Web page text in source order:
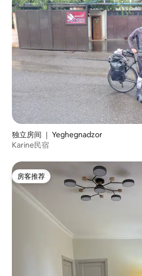
独立房间 ｜ Yeghegnadzor
Karine民宿
房客推荐
房客推荐